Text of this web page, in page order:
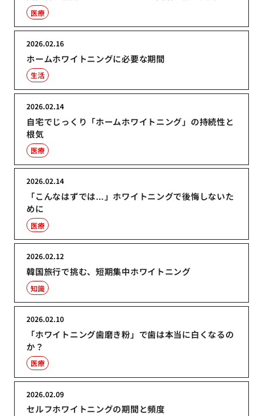
医療
ホームホワイトニングに必要な期間
2026.02.16
生活
自宅でじっくり「ホームホワイトニング」の持続性と
根気
2026.02.14
医療
「こんなはずでは…」ホワイトニングで後悔しないた
めに
2026.02.14
医療
韓国旅行で挑む、短期集中ホワイトニング
2026.02.12
知識
「ホワイトニング歯磨き粉」で歯は本当に白くなるの
か？
2026.02.10
医療
セルフホワイトニングの期間と頻度
2026.02.09